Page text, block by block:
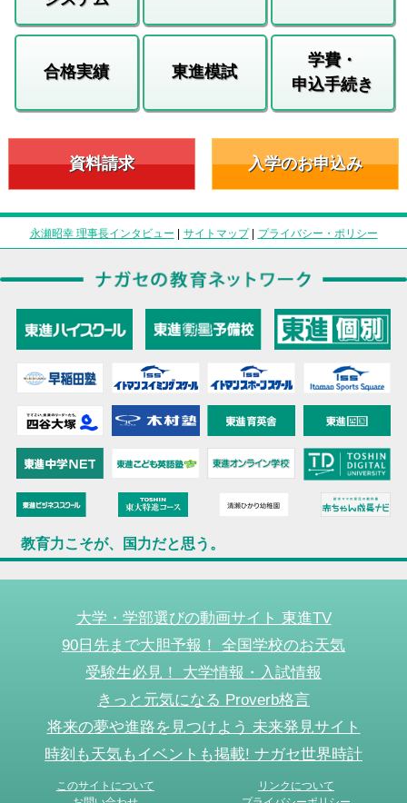
合格実績 東進模試
学費・
申込手続き
資料請求 入学のお申込み
永瀬昭幸 理事長インタビュー | サイトマップ| プライバシー・ポリシー
教育力こそが、国力だと思う。
大学・学部選びの動画サイト 東進TV
90日先まで大胆予報！ 全国学校のお天気
受験生必見！ 大学情報・入試情報
きっと元気になる Proverb格言
将来の夢や進路を見つけよう 未来発見サイト
時刻も天気もイベントも掲載! ナガセ世界時計
このサイトについて
リンクについて